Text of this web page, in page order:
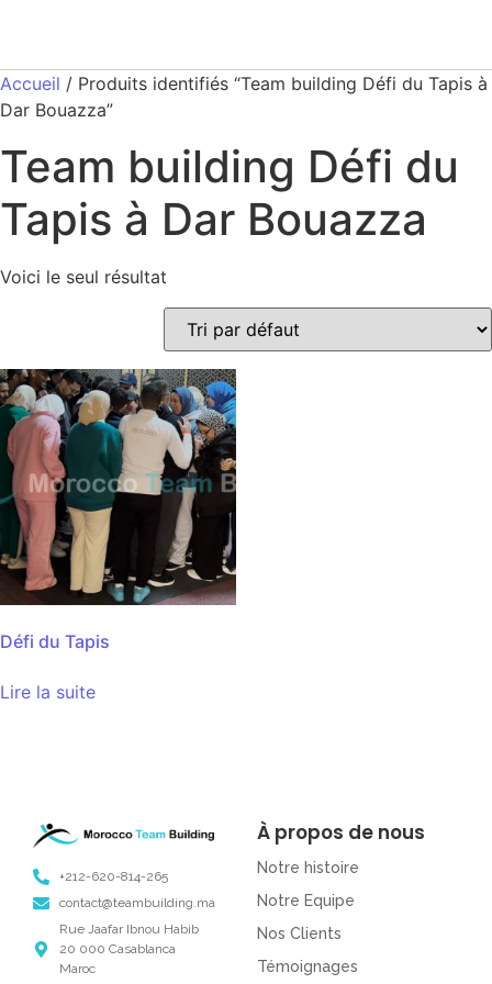
Accueil / Produits identifiés “Team building Défi du Tapis à
Dar Bouazza”
Team building Défi du
Tapis à Dar Bouazza
Voici le seul résultat
Défi du Tapis
Lire la suite
+212-620-814-265
contact@teambuilding.ma
Rue Jaafar Ibnou Habib
20 000 Casablanca
Maroc
À propos de nous
Notre histoire
Notre Equipe
Nos Clients
Témoignages